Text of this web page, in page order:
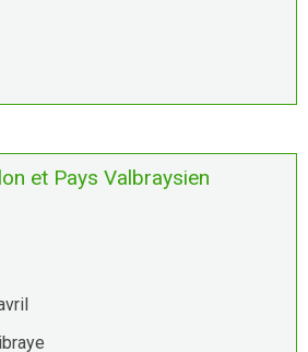
et Pays Valbraysien